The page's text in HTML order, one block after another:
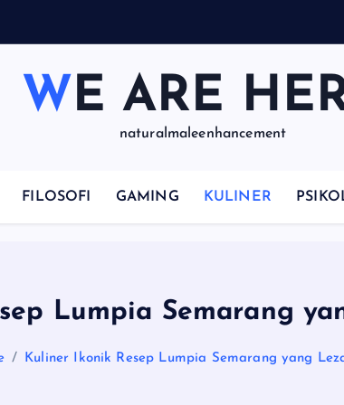
WE ARE
naturalmaleenhancement
FILOSOFI GAMING KULINER
Lumpia Semarang
Kuliner Ikonik Resep Lumpia Semarang yang